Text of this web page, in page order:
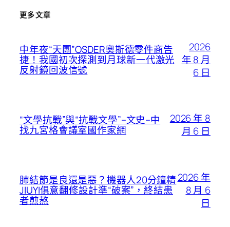
更多文章
中年夜“天團”OSDER奧斯德零件商告
捷！我國初次探測到月球新一代激光
反射鏡回波信號
2026
年 8 月
6 日
“文學抗戰”與“抗戰文學”–文史–中
找九宮格會議室國作家網
2026 年 8
月 6 日
肺結節是良還是惡？機器人20分鐘精
JIUYI俱意翻修設計準“破案”，終結患
者煎熬
2026 年
8 月 6
日